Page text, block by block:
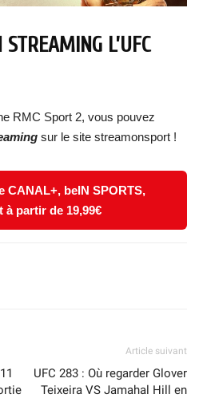
L’UFC
RMC Sport 2, vous pouvez
sur le site streamonsport !
CANAL+, beIN SPORTS,
à partir de 19,99€
Article suivant
UFC 283 : Où regarder Glover
Teixeira VS Jamahal Hill en